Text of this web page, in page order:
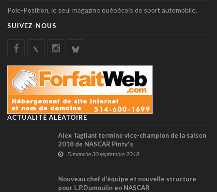
Pole-Position, le seul magazine québécois de sport automobile.
SUIVEZ-NOUS
ACTUALITÉ ALÉATOIRE
Alex Tagliani termine vice-champion de la saison
2018 de NASCAR Pinty's
Dimanche 30 septembre 2018
Nouveau chef d'équipe et nouvelle structure
pour L.P.Dumoulin en NASCAR